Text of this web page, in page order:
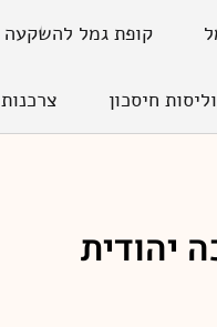
קופת גמל להשקעה
חיסכון צרכנות
יהודית